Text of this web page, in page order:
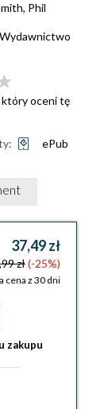
, Phil
Wydawnictwo
który oceni tę
ePub
37,49 zł
zł(-25%)
cena z 30 dni
zakupu